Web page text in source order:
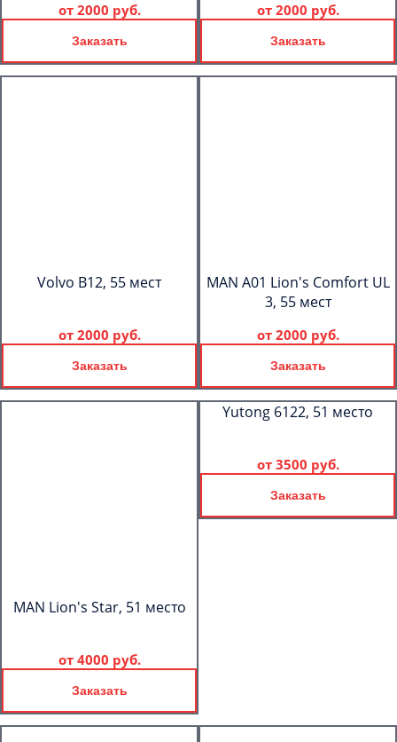
от 2000 руб.
Заказать
от 2000 руб.
Заказать
Volvo B12, 55 мест
от 2000 руб.
Заказать
MAN A01 Lion's Comfort UL
3, 55 мест
от 2000 руб.
Заказать
MAN Lion's Star, 51 место
от 4000 руб.
Заказать
Yutong 6122, 51 место
от 3500 руб.
Заказать